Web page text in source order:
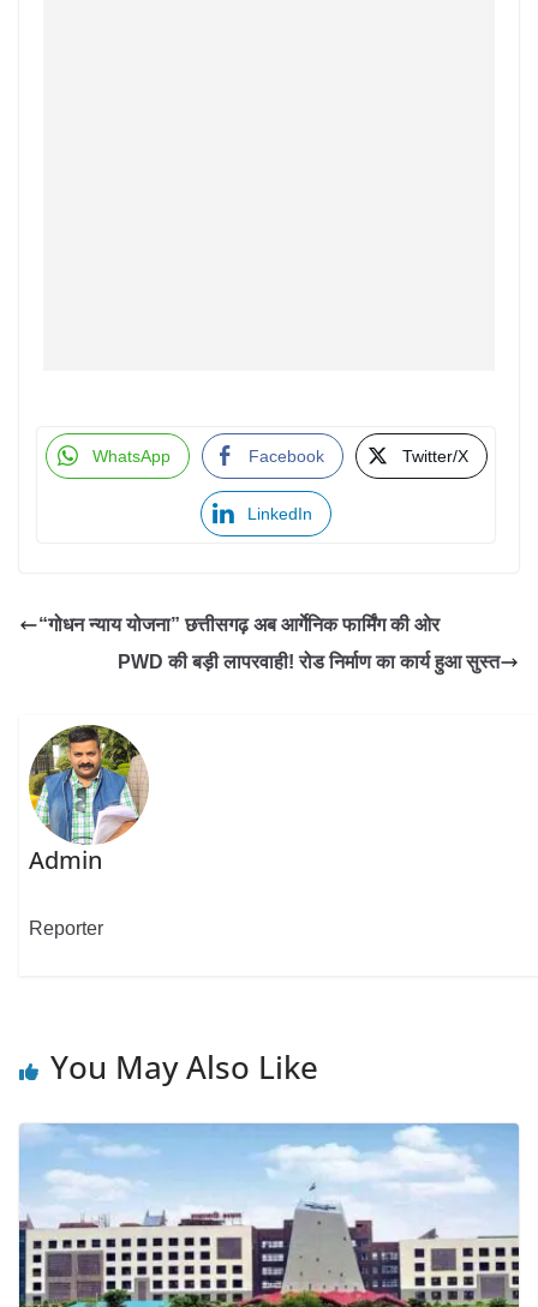
WhatsApp Facebook Twitter/X
LinkedIn
“गोधन न्याय योजना” छत्तीसगढ़ अब आर्गेनिक फार्मिंग की ओर
PWD की बड़ी लापरवाही! रोड निर्माण का कार्य हुआ सुस्त
Admin
Reporter
You May Also Like